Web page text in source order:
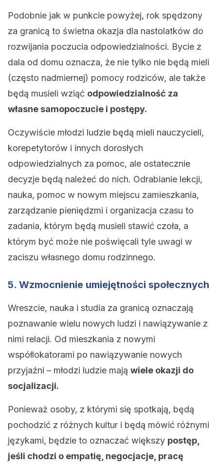
Podobnie jak w punkcie powyżej, rok spędzony
za granicą to świetna okazja dla nastolatków do
rozwijania poczucia odpowiedzialności. Bycie z
dala od domu oznacza, że nie tylko nie będą mieli
(często nadmiernej) pomocy rodziców, ale także
będą musieli wziąć odpowiedzialność za
własne samopoczucie i postępy.
Oczywiście młodzi ludzie będą mieli nauczycieli,
korepetytorów i innych dorosłych
odpowiedzialnych za pomoc, ale ostatecznie
decyzje będą należeć do nich. Odrabianie lekcji,
nauka, pomoc w nowym miejscu zamieszkania,
zarządzanie pieniędzmi i organizacja czasu to
zadania, którym będą musieli stawić czoła, a
którym być może nie poświęcali tyle uwagi w
zaciszu własnego domu rodzinnego.
5. Wzmocnienie umiejętności społecznych
Wreszcie, nauka i studia za granicą oznaczają
poznawanie wielu nowych ludzi i nawiązywanie z
nimi relacji. Od mieszkania z nowymi
współlokatorami po nawiązywanie nowych
przyjaźni – młodzi ludzie mają wiele okazji do
socjalizacji.
Ponieważ osoby, z którymi się spotkają, będą
pochodzić z różnych kultur i będą mówić różnymi
językami, będzie to oznaczać większy postęp,
jeśli chodzi o empatię, negocjacje, pracę